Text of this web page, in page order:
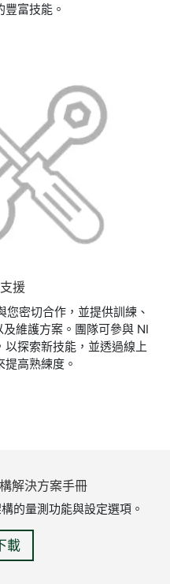
富技能。
援
密切合作，並提供訓練、
維護方案。團隊可參與 NI
探索新技能，並透過線上
高熟練度。
解決方案手冊
的量測功能與設定選項。
載